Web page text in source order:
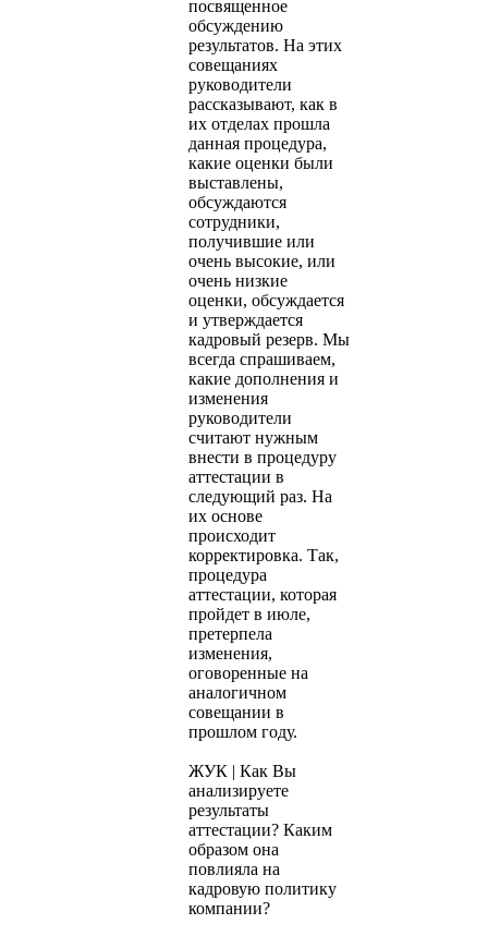
посвященное
обсуждению
результатов. На этих
совещаниях
руководители
рассказывают, как в
их отделах прошла
данная процедура,
какие оценки были
выставлены,
обсуждаются
сотрудники,
получившие или
очень высокие, или
очень низкие
оценки, обсуждается
и утверждается
кадровый резерв. Мы
всегда спрашиваем,
какие дополнения и
изменения
руководители
считают нужным
внести в процедуру
аттестации в
следующий раз. На
их основе
происходит
корректировка. Так,
процедура
аттестации, которая
пройдет в июле,
претерпела
изменения,
оговоренные на
аналогичном
совещании в
прошлом году.
ЖУК | Как Вы
анализируете
результаты
аттестации? Каким
образом она
повлияла на
кадровую политику
компании?